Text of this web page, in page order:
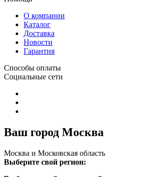
О компании
Каталог
Доставка
Новости
Гарантия
Способы оплаты
Социальные сети
Ваш город Москва
Москва и Московская область
Выберите свой регион: